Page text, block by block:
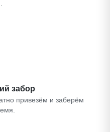
забор
привезём и заберём